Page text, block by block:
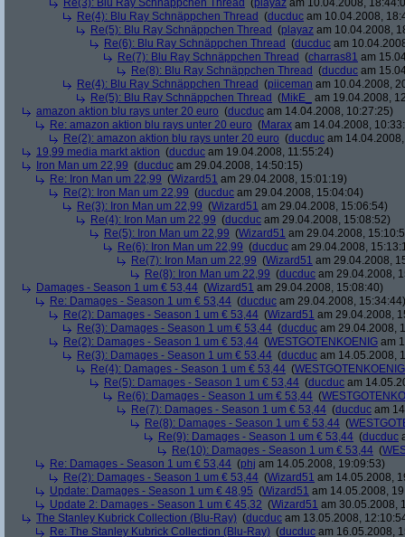
Re(3): Blu Ray Schnäppchen Thread (playaz am 10.04.2008,
Re(4): Blu Ray Schnäppchen Thread (ducduc am 10.04.2008,
Re(5): Blu Ray Schnäppchen Thread (playaz am 10.04.2008,
Re(6): Blu Ray Schnäppchen Thread (ducduc am
Re(7): Blu Ray Schnäppchen Thread (charras81 am
Re(8): Blu Ray Schnäppchen Thread (ducduc am
Re(4): Blu Ray Schnäppchen Thread (piiceman am 10.04.2008,
Re(5): Blu Ray Schnäppchen Thread (MikE_
am 19.04.2008,
amazon aktion blu rays unter 20 euro (ducduc am 14.04.2008, 10:27:25)
Re: amazon aktion blu rays unter 20 euro (Marax am 14.04.2008,
Re(2): amazon aktion blu rays unter 20 euro (ducduc am
19,99 media markt aktion (ducduc am 19.04.2008, 11:55:24)
Iron Man um 22,99 (ducduc am 29.04.2008, 14:50:15)
Re: Iron Man um 22,99 (Wizard51 am 29.04.2008, 15:01:19)
Re(2): Iron Man um 22,99 (ducduc am 29.04.2008, 15:04:04)
Re(3): Iron Man um 22,99 (Wizard51 am 29.04.2008, 15:06:54)
Re(4): Iron Man um 22,99 (ducduc am 29.04.2008, 15:08:52)
Re(5): Iron Man um 22,99 (Wizard51 am 29.04.2008,
Re(6): Iron Man um 22,99 (ducduc am 29.04.2008,
Re(7): Iron Man um 22,99 (Wizard51 am 29.04.2008,
Re(8): Iron Man um 22,99 (ducduc am 29.04.2008,
Damages - Season 1 um € 53,44 (Wizard51 am 29.04.2008, 15:08:40)
Re: Damages - Season 1 um € 53,44 (ducduc am 29.04.2008, 15:34:44)
Re(2): Damages - Season 1 um € 53,44 (Wizard51 am 29.04.2008,
Re(3): Damages - Season 1 um € 53,44 (ducduc am 29.04.2008,
Re(2): Damages - Season 1 um € 53,44 (WESTGOTENKOENIG am
Re(3): Damages - Season 1 um € 53,44 (ducduc am 14.05.2008,
Re(4): Damages - Season 1 um € 53,44 (WESTGOTENKOENIG
Re(5): Damages - Season 1 um € 53,44 (ducduc am
Re(6): Damages - Season 1 um € 53,44 (
Re(7): Damages - Season 1 um € 53,44 (ducduc am
Re(8): Damages - Season 1 um € 53,44 (
Re(9): Damages - Season 1 um € 53,44 (ducduc
Re(10): Damages - Season 1 um € 53,44 (
Re: Damages - Season 1 um € 53,44 (phj am 14.05.2008, 19:09:53)
Re(2): Damages - Season 1 um € 53,44 (Wizard51 am 14.05.2008,
Update: Damages - Season 1 um € 48,95 (Wizard51 am 14.05.2008,
Update 2: Damages - Season 1 um € 45,32 (Wizard51 am 30.05.2008,
The Stanley Kubrick Collection (Blu-Ray) (ducduc am 13.05.2008,
Re: The Stanley Kubrick Collection (Blu-Ray) (ducduc am 16.05.2008,